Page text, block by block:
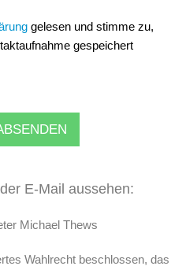
gelesen und stimme zu,
gespeichert
E-Mail aussehen:
Michael Thews
Wahlrecht beschlossen, das